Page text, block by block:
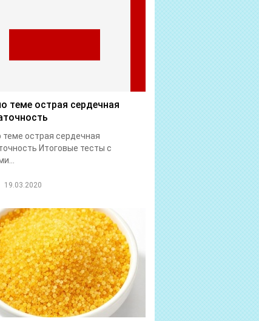
теме острая сердечная
теме острая сердечная
Итоговые тесты с
19.03.2020